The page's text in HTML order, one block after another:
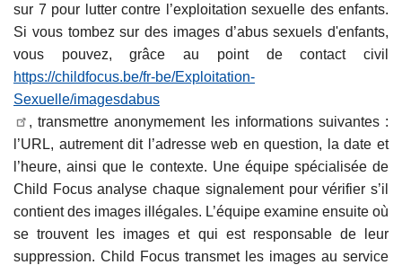
sur 7 pour lutter contre l’exploitation sexuelle des enfants.
Si vous tombez sur des images d’abus sexuels d'enfants,
vous pouvez, grâce au point de contact civil
https://childfocus.be/fr-be/Exploitation-
Sexuelle/imagesdabus
, transmettre anonymement les informations suivantes :
l’URL, autrement dit l’adresse web en question, la date et
l’heure, ainsi que le contexte. Une équipe spécialisée de
Child Focus analyse chaque signalement pour vérifier s’il
contient des images illégales. L’équipe examine ensuite où
se trouvent les images et qui est responsable de leur
suppression. Child Focus transmet les images au service